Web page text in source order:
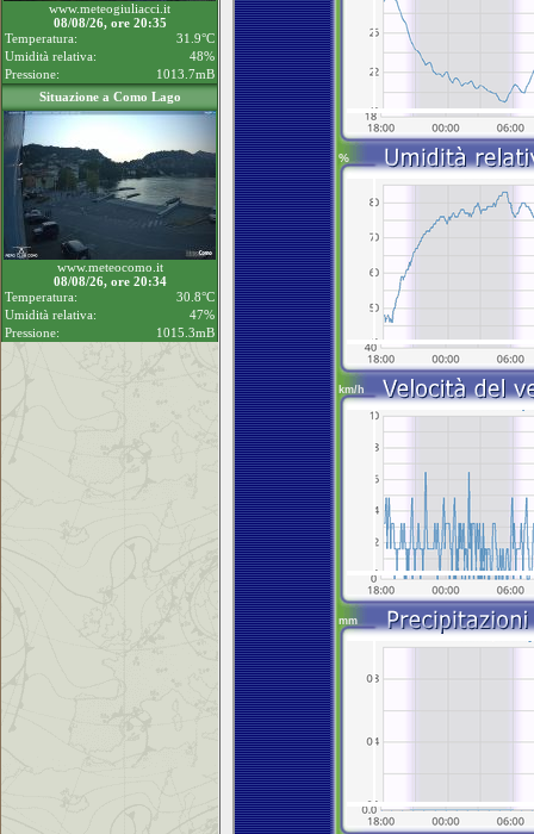
www.meteogiuliacci.it
08/08/26, ore 20:35
Temperatura:
31.9°C
Umidità relativa:
48%
Pressione:
1013.7mB
Situazione a Como Lago
www.meteocomo.it
08/08/26, ore 20:34
Temperatura:
30.8°C
Umidità relativa:
47%
Pressione:
1015.3mB